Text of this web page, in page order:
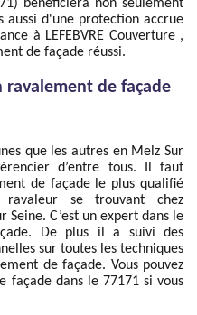
bénéficiera non seulement
d'une protection accrue
à LEFEBVRE Couverture ,
de façade réussi.
ravalement de façade
que les autres en Melz Sur
d’entre tous. Il faut
de façade le plus qualifié
ravaleur se trouvant chez
Seine. C’est un expert dans le
De plus il a suivi des
sur toutes les techniques
de façade. Vous pouvez
façade dans le 77171 si vous